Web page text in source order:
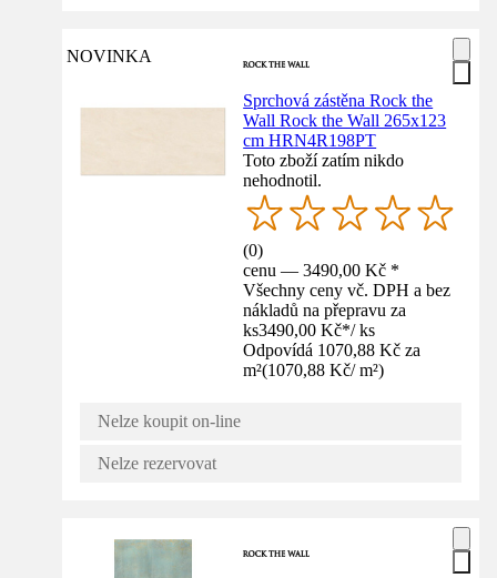
NOVINKA
Sprchová zástěna Rock the
Wall Rock the Wall 265x123
cm HRN4R198PT
Toto zboží zatím nikdo
nehodnotil.
(0)
cenu — 3490,00 Kč *
Všechny ceny vč. DPH a bez
nákladů na přepravu za
ks3490,00 Kč*/ ks
Odpovídá 1070,88 Kč za
m²(1070,88 Kč/ m²)
Nelze koupit on-line
Nelze rezervovat